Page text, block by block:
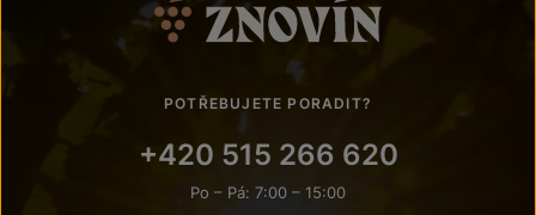
POTŘEBUJETE PORADIT?
+420 515 266 620
Po – Pá: 7:00 – 15:00